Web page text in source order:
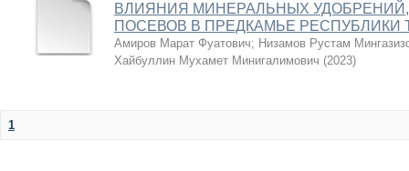
ВЛИЯНИЯ МИНЕРАЛЬНЫХ
ПОСЕВОВ В ПРЕДКАМЬЕ РЕСПУБЛИКИ
Амиров Марат Фуатович; Низамов Рустам
Хайбуллин Мухамет Минигалимович (2023)
1